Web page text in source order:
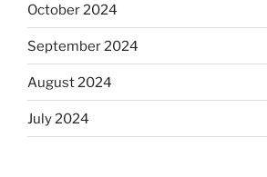
October 2024
September 2024
August 2024
July 2024